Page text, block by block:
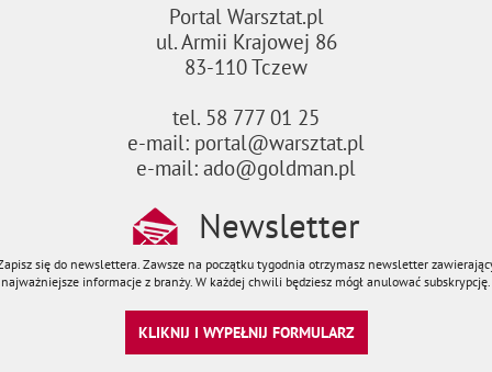
Portal Warsztat.pl
ul. Armii Krajowej 86
83-110 Tczew
tel. 58 777 01 25
e-mail: portal@warsztat.pl
e-mail: ado@goldman.pl
Newsletter
się do newslettera. Zawsze na początku tygodnia otrzymasz newsletter
najważniejsze informacje z branży. W każdej chwili będziesz mógł anulować subskrypcję.
KLIKNIJ I WYPEŁNIJ FORMULARZ